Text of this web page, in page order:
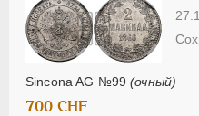
Sincona AG №99(очный)
700 CHF